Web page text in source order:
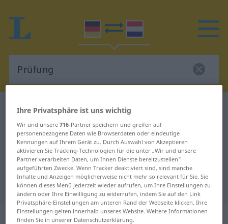
Deutsch-Niederländisch Wörterbuch
Deutsch-Niederländisch
Übersetzung für "Prüfung"
"Prüfung" Niederländisch
Übersetzung
„Prüfung“: Femininum, weiblich
Ihre Privatsphäre ist uns wichtig
Wir und unsere716-Partner speichern und greifen auf
personenbezogene Daten wie Browserdaten oder eindeutige
Kennungen auf Ihrem Gerät zu. Durch Auswahl von Akzeptieren
aktivieren Sie Tracking-Technologien für die unter „Wir und unsere
Partner verarbeiten Daten, um Ihnen Dienste bereitzustellen“
aufgeführten Zwecke. Wenn Tracker deaktiviert sind, sind manche
Inhalte und Anzeigen möglicherweise nicht mehr so relevant für Sie. Sie
können dieses Menü jederzeit wieder aufrufen, um Ihre Einstellungen zu
ändern oder Ihre Einwilligung zu widerrufen, indem Sie auf den Link
Privatsphäre-Einstellungen am unteren Rand der Webseite klicken. Ihre
Einstellungen gelten innerhalb unseres Website. Weitere Informationen
finden Sie in unserer Datenschutzerklärung.